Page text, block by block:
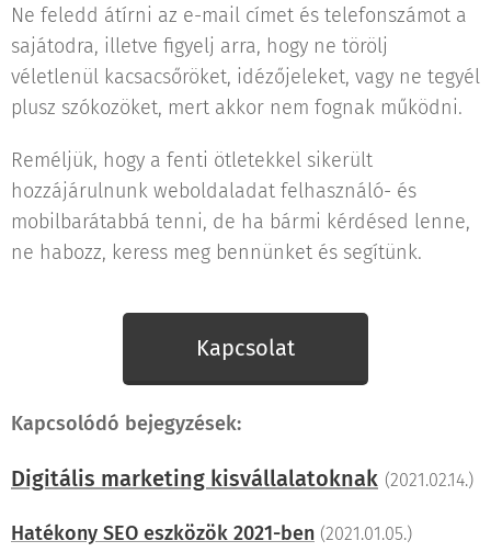
Ne feledd átírni az e-mail címet és telefonszámot a
sajátodra, illetve figyelj arra, hogy ne törölj
véletlenül kacsacsőröket, idézőjeleket, vagy ne tegyél
plusz szókozöket, mert akkor nem fognak működni.
Reméljük, hogy a fenti ötletekkel sikerült
hozzájárulnunk weboldaladat felhasználó- és
mobilbarátabbá tenni, de ha bármi kérdésed lenne,
ne habozz, keress meg bennünket és segítünk.
Kapcsolat
Kapcsolódó bejegyzések:
Digitális marketing kisvállalatoknak (2021.02.14.)
Hatékony SEO eszközök 2021-ben (2021.01.05.)